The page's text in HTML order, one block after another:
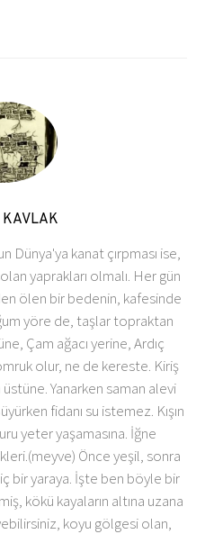
Dünya'ya kanat çırpması ise,
yaprakları olmalı. Her gün
ölen bir bedenin, kafesinde
yöre de, taşlar topraktan
Çam ağacı yerine, Ardıç
olur, ne de kereste. Kiriş
Yanarken saman alevi
fidanı su istemez. Kışın
yeter yaşamasına. İğne
Önce yeşil, sonra
bir yaraya. İşte ben böyle bir
kökü kayaların altına uzana
koyu gölgesi olan,